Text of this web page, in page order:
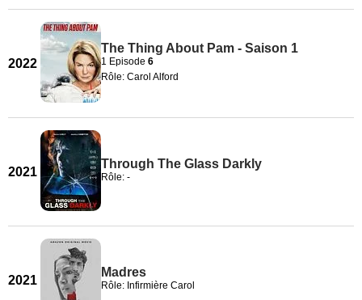
2022
The Thing About Pam - Saison 1
1 Episode 6
Rôle: Carol Alford
2021
Through The Glass Darkly
Rôle: -
2021
Madres
Rôle: Infirmière Carol